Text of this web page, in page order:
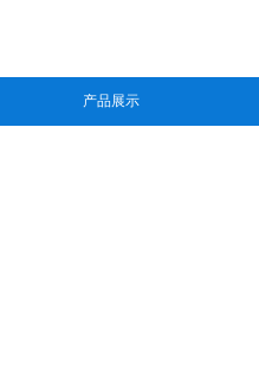
产品展示